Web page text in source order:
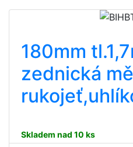
180mm
zednická
Skladem nad 10 ks